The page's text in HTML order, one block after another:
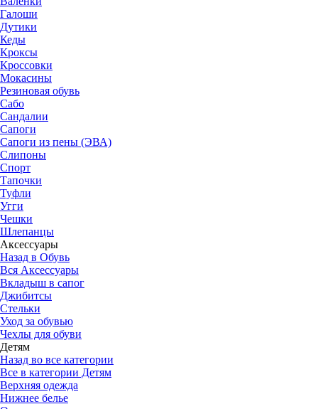
Галоши
Дутики
Кеды
Кроксы
Кроссовки
Мокасины
Резиновая обувь
Сабо
Сандалии
Сапоги
Сапоги из пены (ЭВА)
Слипоны
Спорт
Тапочки
Туфли
Угги
Чешки
Шлепанцы
Аксессуары
Назад в Обувь
Вся Аксессуары
Вкладыш в сапог
Джибитсы
Стельки
Уход за обувью
Чехлы для обуви
Детям
Назад во все категории
Все в категории Детям
Верхняя одежда
Нижнее белье